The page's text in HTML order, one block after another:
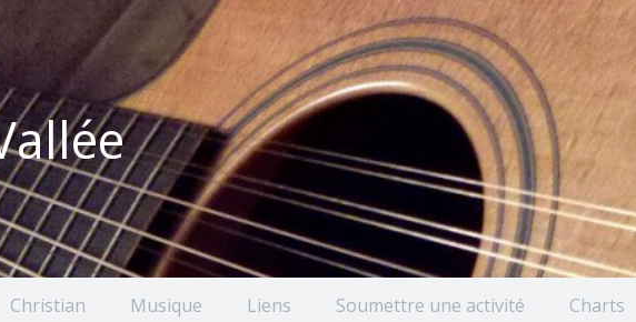
Christian Musique Liens Soumettre une activité Charts